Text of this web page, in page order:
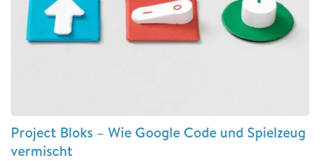
Project Bloks – Wie Google Code und Spielzeug
vermischt